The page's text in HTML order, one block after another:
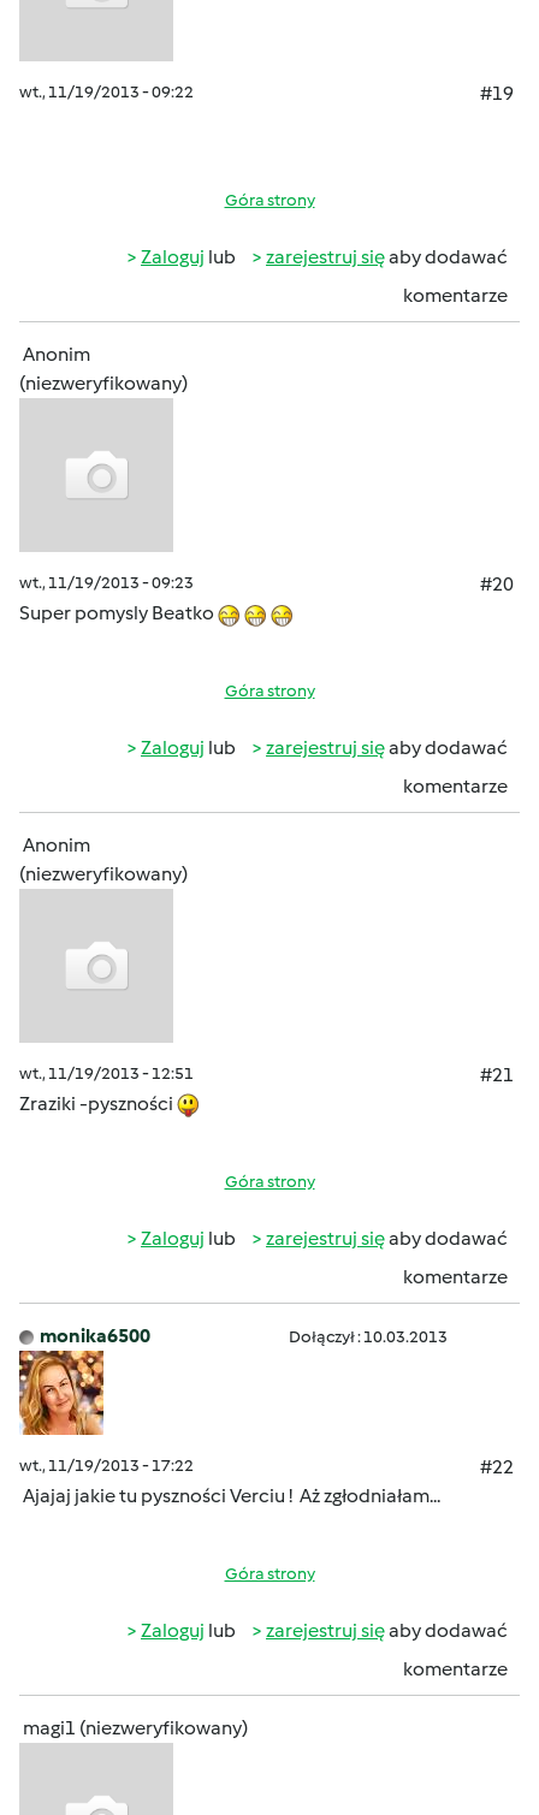
wt., 11/19/2013 - 09:22 #19
Góra strony
Zaloguj lub zarejestruj sięaby dodawać
komentarze
Anonim
(niezweryfikowany)
wt., 11/19/2013 - 09:23
#20
Super pomysly Beatko
Góra strony
Zaloguj lub zarejestruj sięaby dodawać
komentarze
Anonim
(niezweryfikowany)
wt., 11/19/2013 - 12:51
#21
Zraziki -pyszności
Góra strony
Zaloguj lub zarejestruj sięaby dodawać
komentarze
monika6500 Dołączył : 10.03.2013
wt., 11/19/2013 - 17:22
#22
Ajajaj jakie tu pyszności Verciu ! Aż zgłodniałam...
Góra strony
Zaloguj lub zarejestruj sięaby dodawać
komentarze
magi1 (niezweryfikowany)